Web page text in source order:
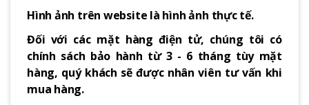
Hình ảnh trên website là hình ảnh thực tế.
Đối với các mặt hàng điện tử, chúng tôi có
chính sách bảo hành từ 3 - 6 tháng tùy mặt
hàng, quý khách sẽ được nhân viên tư vấn khi
mua hàng.